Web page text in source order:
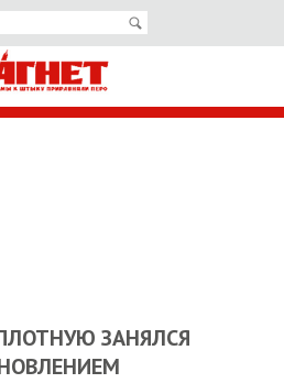
ЗАНЯЛСЯ